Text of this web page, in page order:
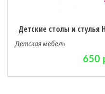
Детские столы и стулья
Детская мебель
650